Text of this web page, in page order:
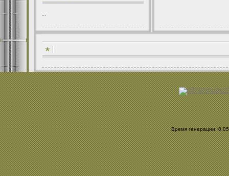
...
Время генерации: